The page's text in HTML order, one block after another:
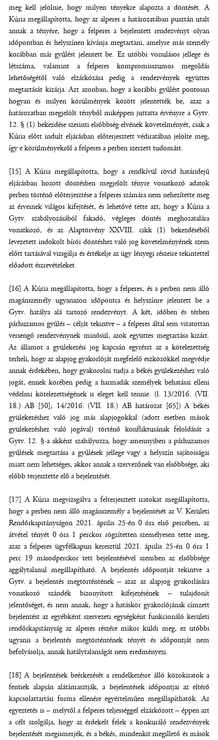
meg kell jelölnie, hogy milyen tényekre alapozta a döntését. A
Kúria megállapította, hogy az alperes a határozatában pusztán utalt
annak a tényére, hogy a felperes a bejelentett rendezvényt olyan
időpontban és helyszínen kívánja megtartani, amelyre más személy
korábban már gyűlést jelentett be. Ez utóbbi vonulásos jellege és
létszáma, valamint a felperes kompromisszumos megoldás
lehetőségétől való elzárkózása pedig a rendezvények együttes
megtartását kizárja. Azt azonban, hogy a korábbi gyűlést pontosan
hogyan és milyen körülmények között jelentették be, azaz a
határozatban megjelölt tényből miképpen juttatta érvényre a Gytv.
12. § (1) bekezdése szerinti elsőbbség elvének követelményét, csak a
Kúria előtt indult eljárásban előterjesztett védiratában jelölte meg,
így e körülményekről a felperes a perben szerzett tudomást.
[15] A Kúria megállapította, hogy a rendkívül rövid határidejű
eljárásban hozott döntésben megjelölt tényre vonatkozó adatok
perben történő előterjesztése a felperes számára nem nehezítette meg
az érveinek világos kifejtését, és lehetővé tette azt, hogy a Kúria a
Gytv. szabályozásából fakadó, végleges döntés meghozatalára
vonatkozó, és az Alaptörvény XXVIII. cikk (1) bekezdéséből
levezetett indokolt bírói döntéshez való jog követelményének szem
előtt tartásával vizsgálja és értékelje az ügy lényegi részeire tekintettel
előadott észrevételeket.
[16] A Kúria megállapította, hogy a felperes, és a perben nem álló
magánszemély ugyanazon időpontra és helyszínre jelentett be a
Gytv. hatálya alá tartozó rendezvényt. A két, időben és térben
párhuzamos gyűlés – célját tekintve – a felperes által sem vitatottan
versengő rendezvénynek minősül, azok együttes megtartása kizárt.
Az államot a gyülekezési jog kapcsán egyrészt az a kötelezettség
terheli, hogy az alapjog gyakorlóját megfelelő eszközökkel megvédje
annak érdekében, hogy gyakorolni tudja a békés gyülekezéshez való
jogát, ennek körében pedig a harmadik személyek behatásai elleni
védelmi kötelezettségének is eleget kell tennie. (l. 13/2016. (VII.
18.) AB [50]; 14/2016. (VII. 18.) AB határozat [65]) A békés
gyülekezéshez való jog más alapjogokkal (adott esetben mások
gyülekezéshez való jogával) történő konfliktusának feloldását a
Gytv. 12. §-a akként szabályozza, hogy amennyiben a párhuzamos
gyűlések megtartása a gyűlések jellege vagy a helyszín sajátosságai
miatt nem lehetséges, akkor annak a szervezőnek van elsőbbsége, aki
előbb terjesztette elő a bejelentését.
[17] A Kúria megvizsgálva a felterjesztett iratokat megállapította,
hogy a perben nem álló magánszemély a bejelentését az V. Kerületi
Rendőrkapitányságon 2021. április 25-én 0 óra első percében, az
átvétel tényét 0 óra 1 perckor rögzítetten személyesen tette meg,
azaz a felperes ügyfélkapun keresztül 2021. április 25-én 0 óra 1
perc 19 másodperckor tett bejelentésével szemben az elsőbbsége
aggálytalanul megállapítható. A bejelentés időpontját tekintve a
Gytv. a bejelentés megtörténtének – azaz az alapjog gyakorlására
vonatkozó szándék bizonyított kifejezésének – tulajdonít
jelentőséget, és nem annak, hogy a hatáskör gyakorlójának címzett
bejelentést az egyébként szervezeti egységként funkcionáló kerületi
rendőrkapitányság az alperes részére mikor küldi meg, ez utóbbi
ugyanis a bejelentés megtörténtének tényét és időpontját nem
befolyásolja, annak hatálytalanságát nem eredményezi.
[18] A bejelentések beérkezését a rendelkezésre álló közokiratok a
fentiek alapján alátámasztják, a bejelentések időpontjai az eltérő
kapcsolattartási forma ellenére egyértelműen megállapíthatók. Az
egyeztetés is – melytől a felperes teljességgel elzárkózott – éppen azt
a célt szolgálja, hogy az érdekelt felek a konkuráló rendezvények
bejelentését megismerjék, és a békés, mindenkit megillető és mások